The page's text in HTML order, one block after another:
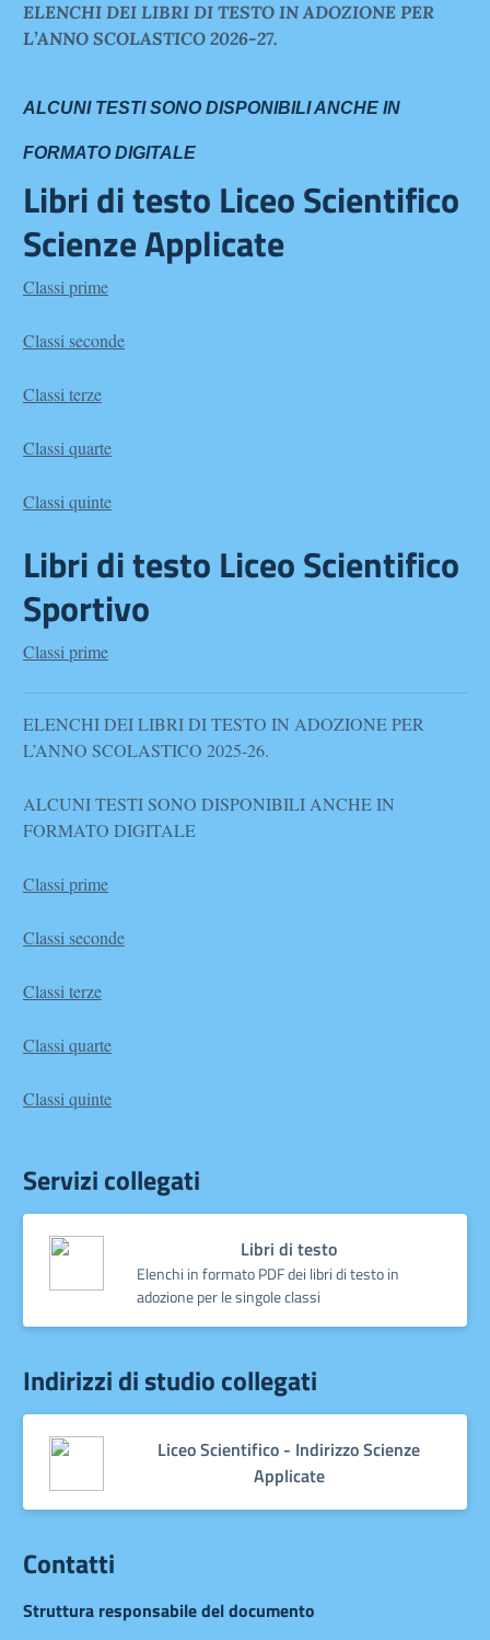
ELENCHI DEI LIBRI DI TESTO IN ADOZIONE PER
L’ANNO SCOLASTICO 2026-27.
ALCUNI TESTI SONO DISPONIBILI ANCHE IN
FORMATO DIGITALE
Libri di testo Liceo Scientifico
Scienze Applicate
Classi prime
Classi seconde
Classi terze
Classi quarte
Classi quinte
Libri di testo Liceo Scientifico
Sportivo
Classi prime
ELENCHI DEI LIBRI DI TESTO IN ADOZIONE PER
L’ANNO SCOLASTICO 2025-26.
ALCUNI TESTI SONO DISPONIBILI ANCHE IN
FORMATO DIGITALE
Classi prime
Classi seconde
Classi terze
Classi quarte
Classi quinte
Servizi collegati
Libri di testo
Elenchi in formato PDF dei libri di testo in
adozione per le singole classi
Indirizzi di studio collegati
Liceo Scientifico - Indirizzo Scienze
Applicate
Contatti
Struttura responsabile del documento